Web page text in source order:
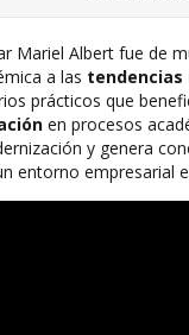
Mariel Albert fue de
a las tendencias
prácticos que
en procesos
y genera
entorno empresarial